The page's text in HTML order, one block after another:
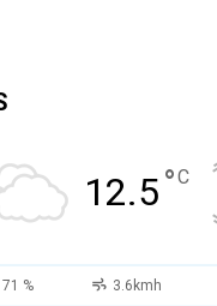
12.5°C
71 % 3.6kmh